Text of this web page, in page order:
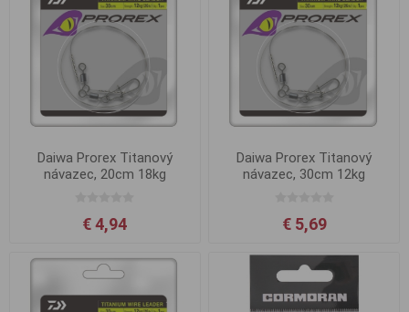
Daiwa Prorex Titanový
návazec, 20cm 18kg
€ 4,94
Daiwa Prorex Titanový
návazec, 30cm 12kg
€ 5,69